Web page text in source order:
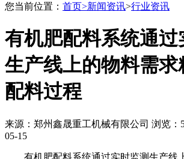
您当前位置： 首页>新闻资讯>行业资讯
有机肥配料系统通过
生产线上的物料需求
配料过程
来源： 郑州鑫晟重工机械有限公司 浏览：
05-15
有机肥配料系统通过实时监测生产线